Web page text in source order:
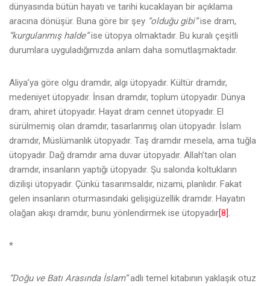
dünyasında bütün hayatı ve tarihi kucaklayan bir açıklama
aracına dönüşür. Buna göre bir şey “olduğu gibi”ise dram,
“kurgulanmış halde”ise ütopya olmaktadır. Bu kuralı çeşitli
durumlara uyguladığımızda anlam daha somutlaşmaktadır.
Aliya’ya göre olgu dramdır, algı ütopyadır. Kültür dramdır,
medeniyet ütopyadır. İnsan dramdır, toplum ütopyadır. Dünya
dram, ahiret ütopyadır. Hayat dram cennet ütopyadır. El
sürülmemiş olan dramdır, tasarlanmış olan ütopyadır. İslam
dramdır, Müslümanlık ütopyadır. Taş dramdır mesela, ama tuğla
ütopyadır. Dağ dramdır ama duvar ütopyadır. Allah’tan olan
dramdır, insanların yaptığı ütopyadır. Şu salonda koltukların
dizilişi ütopyadır. Çünkü tasarımsaldır, nizami, planlıdır. Fakat
gelen insanların oturmasındaki gelişigüzellik dramdır. Hayatın
olağan akışı dramdır, bunu yönlendirmek ise ütopyadır[8]
*
“Doğu ve Batı Arasında İslam”adlı temel kitabının yaklaşık otuz